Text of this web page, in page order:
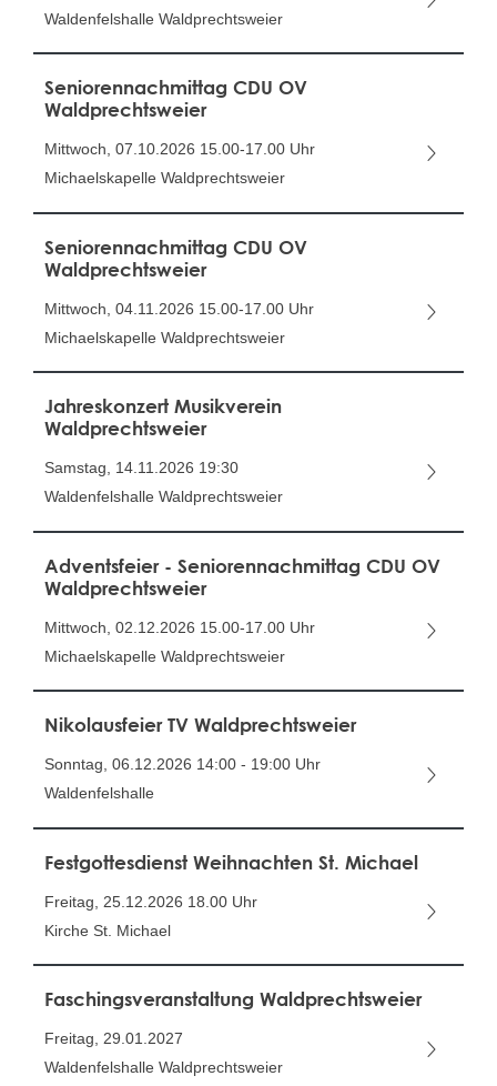
Waldenfelshalle Waldprechtsweier
Seniorennachmittag CDU OV
Waldprechtsweier
Mittwoch, 07.10.2026 15.00-17.00 Uhr
Michaelskapelle Waldprechtsweier
Seniorennachmittag CDU OV
Waldprechtsweier
Mittwoch, 04.11.2026 15.00-17.00 Uhr
Michaelskapelle Waldprechtsweier
Jahreskonzert Musikverein
Waldprechtsweier
Samstag, 14.11.2026 19:30
Waldenfelshalle Waldprechtsweier
Adventsfeier - Seniorennachmittag CDU OV
Waldprechtsweier
Mittwoch, 02.12.2026 15.00-17.00 Uhr
Michaelskapelle Waldprechtsweier
Nikolausfeier TV Waldprechtsweier
Sonntag, 06.12.2026 14:00 - 19:00 Uhr
Waldenfelshalle
Festgottesdienst Weihnachten St. Michael
Freitag, 25.12.2026 18.00 Uhr
Kirche St. Michael
Faschingsveranstaltung Waldprechtsweier
Freitag, 29.01.2027
Waldenfelshalle Waldprechtsweier